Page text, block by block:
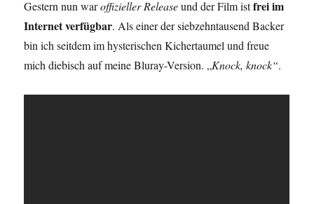
Gestern nun waroffizieller Releaseund der Film istfrei im
Internet verfügbar. Als einer der siebzehntausend Backer
bin ich seitdem im hysterischen Kichertaumel und freue
mich diebisch auf meine Bluray-Version. „Knock, knock“.